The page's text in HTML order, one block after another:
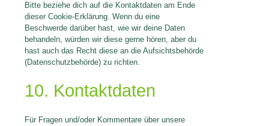
Bitte beziehe dich auf die Kontaktdaten am Ende
dieser Cookie-Erklärung. Wenn du eine
Beschwerde darüber hast, wie wir deine Daten
behandeln, würden wir diese gerne hören, aber du
hast auch das Recht diese an die Aufsichtsbehörde
(Datenschutzbehörde) zu richten.
10. Kontaktdaten
Für Fragen und/oder Kommentare über unsere